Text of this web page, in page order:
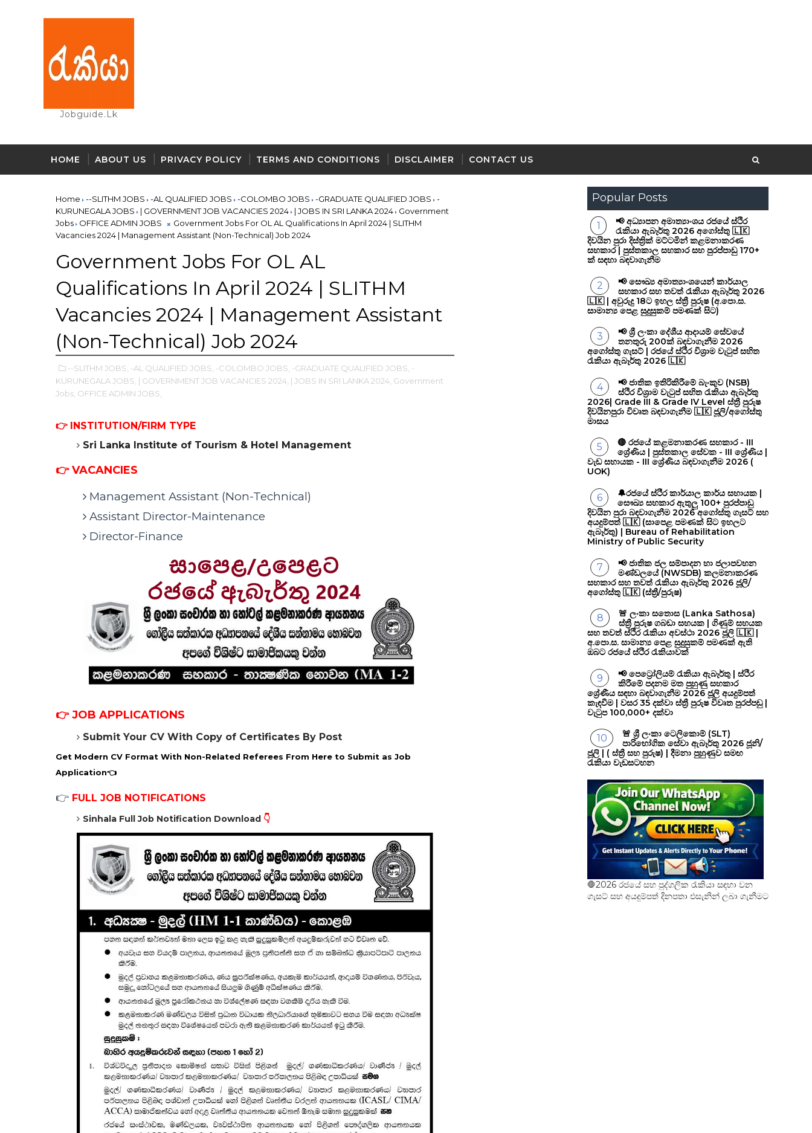
Jobguide.lk
HOME ABOUT US PRIVACY POLICY TERMS AND CONDITIONS DISCLAIMER CONTACT US
Home --SLITHM JOBS -AL QUALIFIED JOBS -COLOMBO JOBS -GRADUATE QUALIFIED JOBS
-
KURUNEGALA JOBS
| GOVERNMENT JOB VACANCIES 2024 | JOBS IN SRI LANKA 2024
Government
Jobs
OFFICE ADMIN JOBS
Government Jobs For OL AL Qualifications In April 2024 | SLITHM
Vacancies 2024 | Management Assistant (Non-Technical) Job 2024
Government Jobs For OL AL
Qualifications In April 2024 | SLITHM
Vacancies 2024 | Management Assistant
(Non-Technical) Job 2024
--SLITHM JOBS, -AL QUALIFIED JOBS, -COLOMBO JOBS, -GRADUATE QUALIFIED JOBS, -
KURUNEGALA JOBS, | GOVERNMENT JOB VACANCIES 2024, | JOBS IN SRI LANKA 2024, Government
Jobs, OFFICE ADMIN JOBS,
👉 INSTITUTION/FIRM TYPE
Sri Lanka Institute of Tourism & Hotel Management
👉 VACANCIES
Management Assistant (Non-Technical)
Assistant Director-Maintenance
Director-Finance
👉JOB APPLICATIONS
Submit Your CV With Copy of Certificates By Post
Get Modern CV Format With Non-Related Referees From Here to Submit as Job
Application👈
👉 FULL JOB NOTIFICATIONS
Sinhala Full Job Notification Download 👇
Popular Posts
📢 අධ්‍යාපන අමාත්‍යාංශය රජයේ ස්ථිර
රැකියා ඇබෑර්තු 2026 අගෝස්තු 🇱🇰
දිවයින පුරා දිස්ත්‍රික් මට්ටමින් කළමනාකරණ
සහකාර | පුස්තකාල සහකාර සහ පුරප්පාඩු 170+
ක් සඳහා බඳවාගැනීම
📢 සෞඛ්‍ය අමාත්‍යාංශයෙන් කාර්යාල
සහකාර සහ තවත් රැකියා ඇබෑර්තු 2026
🇱🇰 | අවුරුදු 18ට ඉහල ස්ත්‍රී පුරුෂ (අ.පො.ස.
සාමාන්‍ය පෙළ සුදුසුකම් පමණක් සිට)
📢 ශ්‍රී ලංකා දේශීය ආදායම් සේවයේ
තනතුරු 200ක් බඳවාගැනීම 2026
අගෝස්තු ගැසට් | රජයේ ස්ථිර විශ්‍රාම වැටුප් සහිත
රැකියා ඇබෑර්තු 2026 🇱🇰
📢 ජාතික ඉතිරිකිරීමේ බැංකුව (NSB)
ස්ථිර විශ්‍රාම වැටුප් සහිත රැකියා ඇබෑර්තු
2026| Grade III & Grade IV Level ස්ත්‍රී පුරුෂ
දිවයිනපුරා විවෘත බඳවාගැනීම 🇱🇰 ජූලි/අගෝස්තු
මාසය
🔴 රජයේ කළමනාකරණ සහකාර - III
ශ්‍රේණිය | පුස්තකාල සේවක - III ශ්‍රේණිය |
වැඩ සහායක - III ශ්‍රේණිය බඳවාගැනීම 2026 (
UOK)
🔔රජයේ ස්ථිර කාර්යාල කාර්ය සහායක |
සෞඛ්‍ය සහකාර ඇතුලු 100+ පුරප්පාඩු
දිවයින පුරා බඳවාගැනීම 2026 අගෝස්තු ගැසට් සහ
අයදුම්පත් 🇱🇰 (සාපෙළ පමණක් සිට ඉහලට
ඇබෑර්තු) | Bureau of Rehabilitation
Ministry of Public Security
📢 ජාතික ජල සම්පාදන හා ජලාපවහන
මණ්ඩලයේ (NWSDB) කලමනාකරණ
සහකාර සහ තවත් රැකියා ඇබෑර්තු 2026 ජූලි/
අගෝස්තු 🇱🇰 (ස්ත්‍රී/පුරුෂ)
🚨 ලංකා සතොස (Lanka Sathosa)
ස්ත්‍රී පුරුෂ ගබඩා සහයක | ගිණුම් සහයක
සහ තවත් ස්ථිර රැකියා අවස්ථා 2026 ජූලි 🇱🇰 |
අ.පො.ස. සාමාන්‍ය පෙළ සුදුසුකම් පමණක් ඇති
ඔබට රජයේ ස්ථිර රැකියාවක්
📢 පෙට්‍රෝලියම් රැකියා ඇබෑර්තු | ස්ථිර
කිරීමේ පදනම මත පුහුණු සහකාර
ශ්‍රේණීය සඳහා බඳවාගැනීම 2026 ජූලි අයදුම්පත්
කැඳවීම | වසර 35 දක්වා ස්ත්‍රී පුරුෂ විවෘත පුරප්පඩු |
වැටුප 100,000+ දක්වා
🚨 ශ්‍රී ලංකා ටෙලිකොම් (SLT)
පාරිභෝගික සේවා ඇබෑර්තු 2026 ජූනි/
ජූලි | ( ස්ත්‍රී සහ පුරුෂ) | දීමනා පුහුණුව සමඟ
රැකියා වැඩසටහන
🛑2026 රජයේ සහ පුද්ගලික රැකියා සඳහා වන
ගැසට් සහ අයදුම්පත් දිනපතා එසැනින් ලබා ගැනීමට